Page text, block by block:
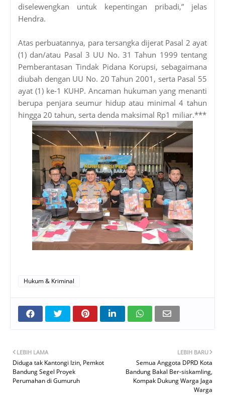
diselewengkan untuk kepentingan pribadi,” jelas
Hendra.
Atas perbuatannya, para tersangka dijerat Pasal 2 ayat
(1) dan/atau Pasal 3 UU No. 31 Tahun 1999 tentang
Pemberantasan Tindak Pidana Korupsi, sebagaimana
diubah dengan UU No. 20 Tahun 2001, serta Pasal 55
ayat (1) ke-1 KUHP. Ancaman hukuman yang menanti
berupa penjara seumur hidup atau minimal 4 tahun
hingga 20 tahun, serta denda maksimal Rp1 miliar.***
Hukum & Kriminal
LEBIH BARU
Semua Anggota DPRD Kota
Bandung Bakal Ber-siskamling,
Kompak Dukung Warga Jaga
Warga
LEBIH LAMA
Diduga tak Kantongi Izin, Pemkot
Bandung Segel Proyek
Perumahan di Gumuruh